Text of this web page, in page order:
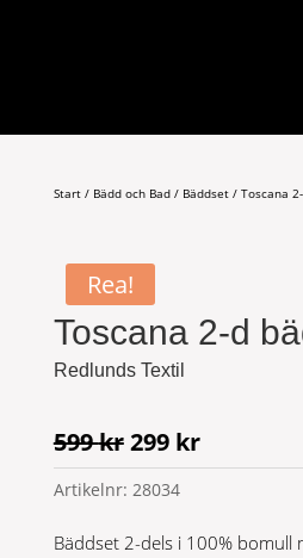
Start/ Bädd och Bad/ Bäddset/ Toscana
Rea!
Toscana 2-d
Redlunds Textil
599krDet
ursprungliga
priset
599 kr.
299 krDet
299 kr.
Artikelnr: 28034
Bäddset 2-dels i 100% bomull